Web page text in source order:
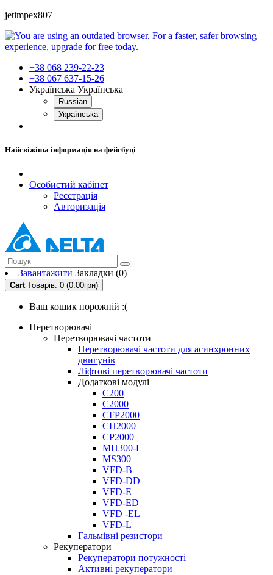
jetimpex807
+38 068 239-22-23
+38 067 637-15-26
Українська Українська
Russian
Українська
Найсвіжіша інформація на фейсбуці
Особистий кабінет
Реєстрація
Авторизація
Завантажити Закладки (0)
Cart Товарів: 0 (0.00грн)
Ваш кошик порожній :(
Перетворювачі
Перетворювачі частоти
Перетворювачі частоти для асинхронних
двигунів
Ліфтові перетворювачі частоти
Додаткові модулі
C200
C2000
CFP2000
CH2000
CP2000
MH300-L
MS300
VFD-B
VFD-DD
VFD-E
VFD-ED
VFD -EL
VFD-L
Гальмівні резистори
Рекуператори
Рекуператори потужності
Активні рекуператори